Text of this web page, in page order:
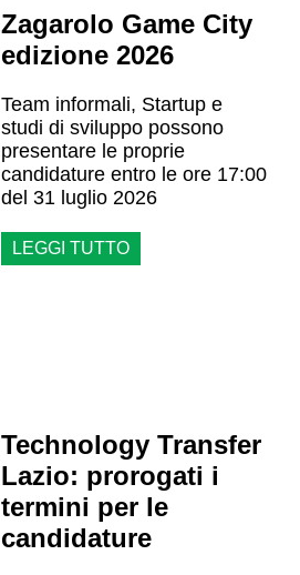
Zagarolo Game City
edizione 2026
Team informali, Startup e
studi di sviluppo possono
presentare le proprie
candidature entro le ore 17:00
del 31 luglio 2026
LEGGI TUTTO
Technology Transfer
Lazio: prorogati i
termini per le
candidature